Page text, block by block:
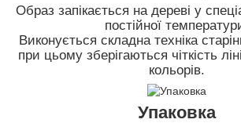
Образ запікається на дереві у
постійної
Виконується складна техніка
при цьому зберігаються чіткість
кольорів.
Упаковка